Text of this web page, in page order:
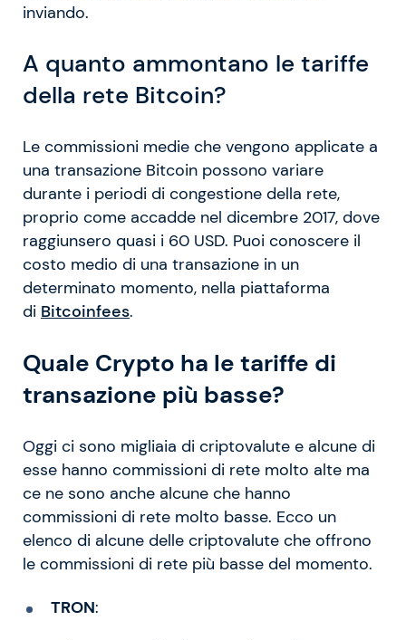
inviando.
A quanto ammontano le tariffe
della rete Bitcoin?
Le commissioni medie che vengono applicate a
una transazione Bitcoin possono variare
durante i periodi di congestione della rete,
proprio come accadde nel dicembre 2017, dove
raggiunsero quasi i 60 USD. Puoi conoscere il
costo medio di una transazione in un
determinato momento, nella piattaforma
di Bitcoinfees.
Quale Crypto ha le tariffe di
transazione più basse?
Oggi ci sono migliaia di criptovalute e alcune di
esse hanno commissioni di rete molto alte ma
ce ne sono anche alcune che hanno
commissioni di rete molto basse. Ecco un
elenco di alcune delle criptovalute che offrono
le commissioni di rete più basse del momento.
TRON: